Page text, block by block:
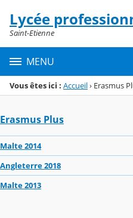
Menu de la rubrique
Contenu
Lycée
Saint-Etienne
MENU
Vous êtes ici : Accueil› Erasmus
Erasmus Plus
Malte 2014
Angleterre 2018
Malte 2013